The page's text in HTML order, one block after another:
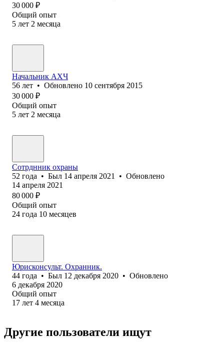
30 000 ₽
Общий опыт
5 лет 2 месяца
Начальник АХЧ
56 лет • Обновлено 10 сентября 2015
30 000 ₽
Общий опыт
5 лет 2 месяца
Сотрднник охраны
52 года • Был 14 апреля 2021 • Обновлено
14 апреля 2021
80 000 ₽
Общий опыт
24 года 10 месяцев
Юрисконсульт. Охранник.
44 года • Был 12 декабря 2020 • Обновлено
6 декабря 2020
Общий опыт
17 лет 4 месяца
Другие пользователи ищут